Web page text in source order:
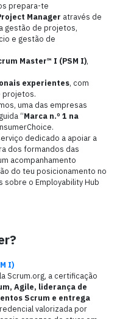
prepara-te
Manager através de
gestão de projetos,
e gestão de
Master™ I (PSM I),
experientes, com
projetos.
uma das empresas
“Marca n.º 1 na
dedicado a apoiar a
dos formandos das
acompanhamento
do teu posicionamento no
sobre o Employability Hub
I)
Scrum.org, a certificação
Agile, liderança de
Scrum e entrega
valorizada por